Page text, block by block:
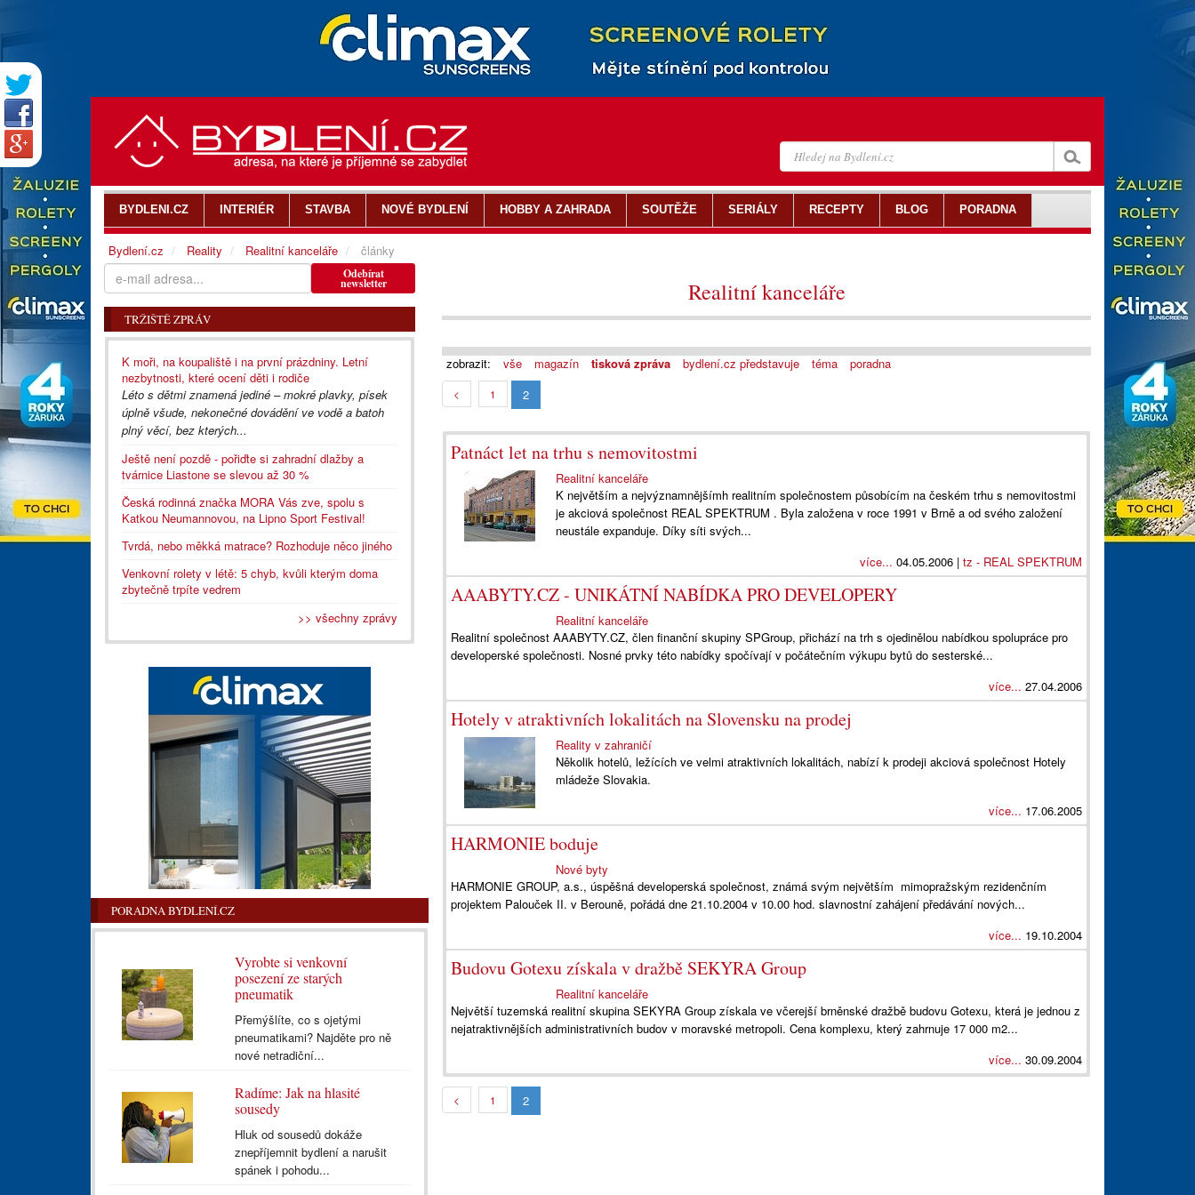
Realitní kanceláře
zobrazit: vše magazín tisková zpráva bydlení.cz představuje téma poradna
< 1 2
Patnáct let na trhu s nemovitostmi
Realitní kanceláře
K největším a nejvýznamnějšímh realitním společnostem působícím na českém trhu s nemovitostmi
je akciová společnost REAL SPEKTRUM . Byla založena v roce 1991 v Brně a od svého založení
neustále expanduje. Díky síti svých...
více... 04.05.2006 | tz - REAL SPEKTRUM
AAABYTY.CZ - UNIKÁTNÍ NABÍDKA PRO DEVELOPERY
Realitní kanceláře
Realitní společnost AAABYTY.CZ, člen finanční skupiny SPGroup, přichází na trh s ojedinělou nabídkou spolupráce pro
developerské společnosti. Nosné prvky této nabídky spočívají v počátečním výkupu bytů do sesterské...
více... 27.04.2006
Hotely v atraktivních lokalitách na Slovensku na prodej
Reality v zahraničí
Několik hotelů, ležících ve velmi atraktivních lokalitách, nabízí k prodeji akciová společnost Hotely
mládeže Slovakia.
více... 17.06.2005
HARMONIE boduje
Nové byty
HARMONIE GROUP, a.s., úspěšná developerská společnost, známá svým největším mimopražským rezidenčním
projektem Palouček II. v Berouně, pořádá dne 21.10.2004 v 10.00 hod. slavnostní zahájení předávání nových...
více... 19.10.2004
Budovu Gotexu získala v dražbě SEKYRA Group
Realitní kanceláře
Největší tuzemská realitní skupina SEKYRA Group získala ve včerejší brněnské dražbě budovu Gotexu, která je jednou z
nejatraktivnějších administrativních budov v moravské metropoli. Cena komplexu, který zahrnuje 17 000 m2...
více... 30.09.2004
< 1 2
Odebírat
newsletter
TRŽIŠTĚ ZPRÁV
K moři, na koupaliště i na první prázdniny. Letní
nezbytnosti, které ocení děti i rodiče
Léto s dětmi znamená jediné – mokré plavky, písek
úplně všude, nekonečné dovádění ve vodě a batoh
plný věcí, bez kterých...
Ještě není pozdě - pořiďte si zahradní dlažby a
tvárnice Liastone se slevou až 30 %
Česká rodinná značka MORA Vás zve, spolu s
Katkou Neumannovou, na Lipno Sport Festival!
Tvrdá, nebo měkká matrace? Rozhoduje něco jiného
Venkovní rolety v létě: 5 chyb, kvůli kterým doma
zbytečně trpíte vedrem
>> všechny zprávy
PORADNA BYDLENÍ.CZ
Vyrobte si venkovní
posezení ze starých
pneumatik
Přemýšlíte, co s ojetými
pneumatikami? Najděte pro ně
nové netradiční...
Radíme: Jak na hlasité
sousedy
Hluk od sousedů dokáže
znepříjemnit bydlení a narušit
spánek i pohodu...
BYDLENI.CZ INTERIÉR STAVBA NOVÉ BYDLENÍ HOBBY A ZAHRADA SOUTĚŽE SERIÁLY RECEPTY BLOG PORADNA
Bydlení.cz Reality Realitní kanceláře články